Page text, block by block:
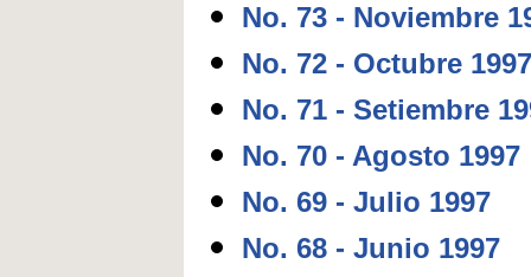
No. 73 - Noviembre
No. 72 - Octubre 1997
No. 71 - Setiembre
No. 70 - Agosto 1997
No. 69 - Julio 1997
No. 68 - Junio 1997